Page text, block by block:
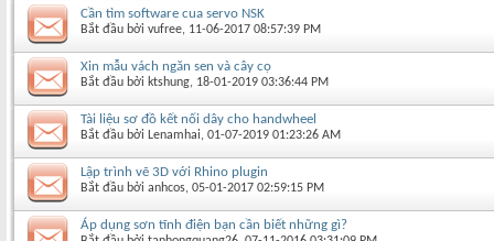
Cần tìm software cua servo NSK
Bắt đầu bởi vufree‎, 11-06-2017 08:57:39 PM
Xin mẫu vách ngăn sen và cây cọ
Bắt đầu bởi ktshung‎, 18-01-2019 03:36:44 PM
Tài liệu sơ đồ kết nối dây cho handwheel
Bắt đầu bởi Lenamhai‎, 01-07-2019 01:23:26 AM
Lập trình vẽ 3D với Rhino plugin
Bắt đầu bởi anhcos‎, 05-01-2017 02:59:15 PM
Áp dụng sơn tĩnh điện bạn cần biết những gì?